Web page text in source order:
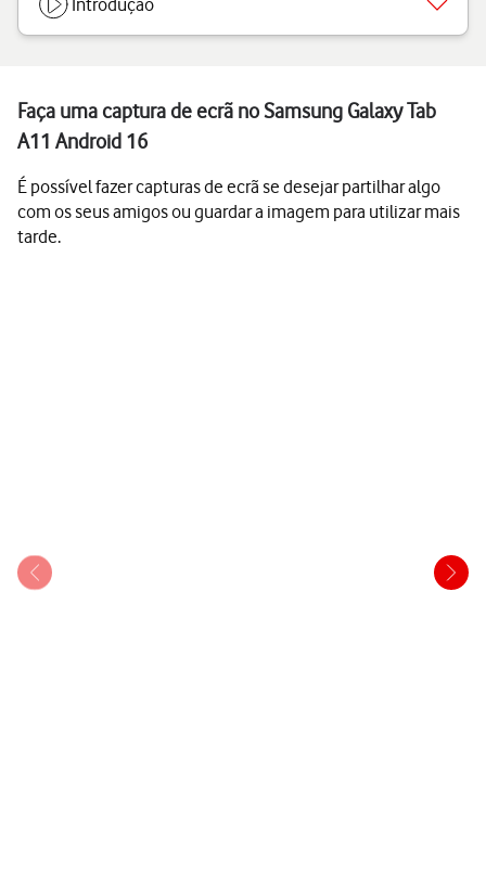
Introdução
Faça uma captura de ecrã no Samsung Galaxy Tab
A11 Android 16
É possível fazer capturas de ecrã se desejar partilhar algo
com os seus amigos ou guardar a imagem para utilizar mais
tarde.